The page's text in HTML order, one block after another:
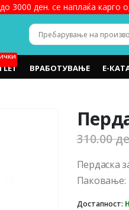
3000 ден. се наплаќа карго
ВРАБОТУВАЊЕ Е-
310.00
Пердаска
Паковање:
Достапност: